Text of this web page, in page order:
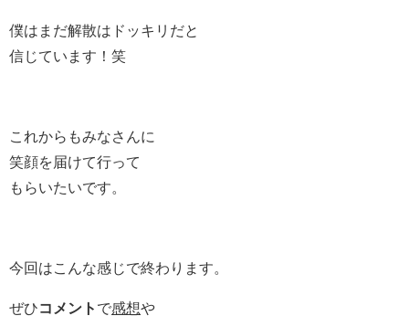
僕はまだ解散はドッキリだと
信じています！笑
これからもみなさんに
笑顔を届けて行って
もらいたいです。
今回はこんな感じで終わります。
ぜひコメント で感想や